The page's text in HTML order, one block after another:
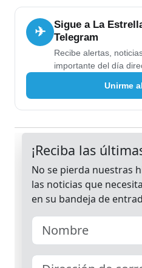
✈
Sigue a La
Telegram
Recibe alertas,
importante del día
Unirme